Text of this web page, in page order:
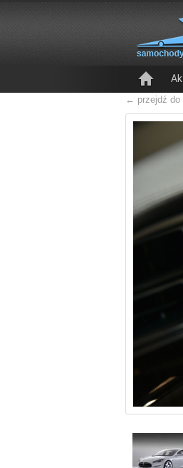
← przejdź do